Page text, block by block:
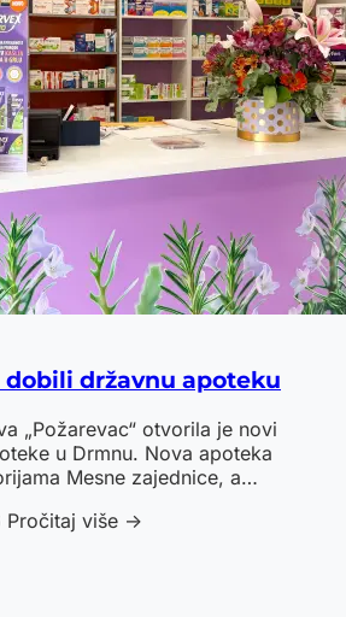
državnu apoteku
„Požarevac“ otvorila je novi
u Drmnu. Nova apoteka
Mesne zajednice, a
Povodom otvaranja organizovani
pregledi.
Pročitaj više →